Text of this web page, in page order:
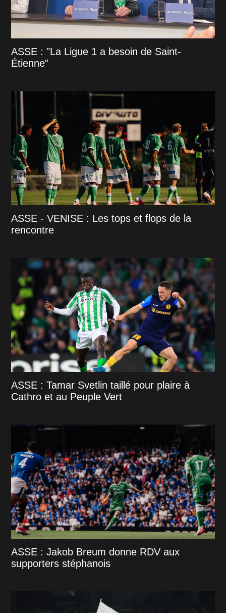
ASSE : "La Ligue 1 a besoin de Saint-
Étienne"
ASSE - VENISE : Les tops et flops de la
rencontre
ASSE : Tamar Svetlin taillé pour plaire à
Cathro et au Peuple Vert
ASSE : Jakob Breum donne RDV aux
supporters stéphanois